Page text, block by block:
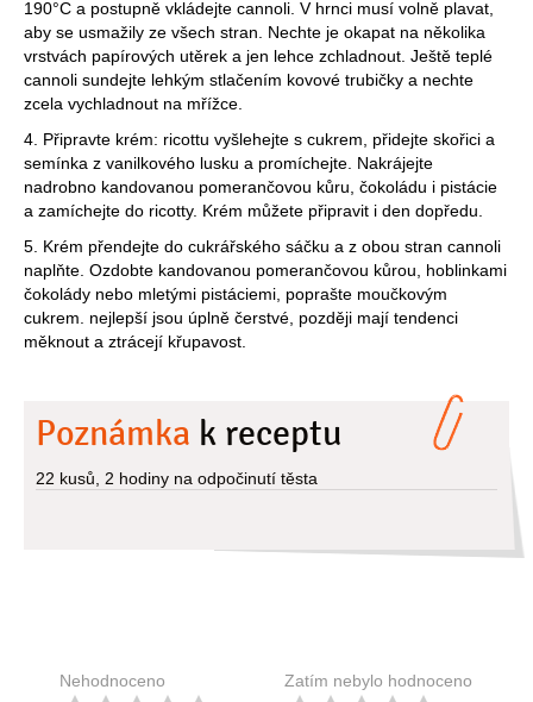
190°C a postupně vkládejte cannoli. V hrnci musí volně plavat,
aby se usmažily ze všech stran. Nechte je okapat na několika
vrstvách papírových utěrek a jen lehce zchladnout. Ještě teplé
cannoli sundejte lehkým stlačením kovové trubičky a nechte
zcela vychladnout na mřížce.
4. Připravte krém: ricottu vyšlehejte s cukrem, přidejte skořici a
semínka z vanilkového lusku a promíchejte. Nakrájejte
nadrobno kandovanou pomerančovou kůru, čokoládu i pistácie
a zamíchejte do ricotty. Krém můžete připravit i den dopředu.
5. Krém přendejte do cukrářského sáčku a z obou stran cannoli
naplňte. Ozdobte kandovanou pomerančovou kůrou, hoblinkami
čokolády nebo mletými pistáciemi, poprašte moučkovým
cukrem. nejlepší jsou úplně čerstvé, později mají tendenci
měknout a ztrácejí křupavost.
Poznámka k receptu
22 kusů, 2 hodiny na odpočinutí těsta
Nehodnoceno Zatím nebylo hodnoceno